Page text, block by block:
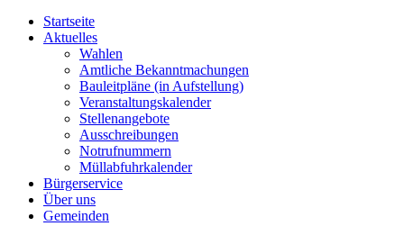
Startseite
Aktuelles
Wahlen
Amtliche Bekanntmachungen
Bauleitpläne (in Aufstellung)
Veranstaltungskalender
Stellenangebote
Ausschreibungen
Notrufnummern
Müllabfuhrkalender
Bürgerservice
Über uns
Gemeinden